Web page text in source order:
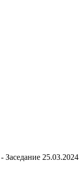
- Заседание 25.03.2024